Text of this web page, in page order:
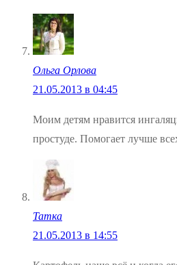
Ольга Орлова
21.05.2013 в 04:45
Моим детям нравится
простуде. Помогает лучше
Татка
21.05.2013 в 14:55